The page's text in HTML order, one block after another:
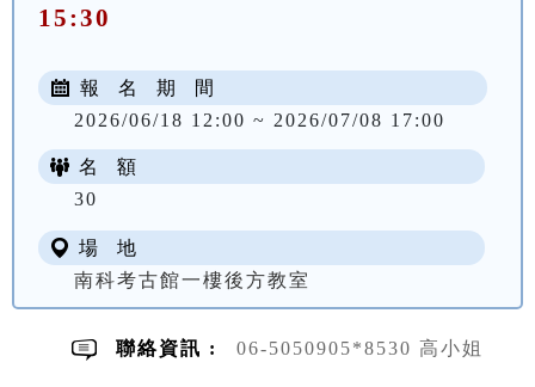
15:30
報 名 期 間
2026/06/18 12:00 ~ 2026/07/08 17:00
名 額
30
場 地
南科考古館一樓後方教室
聯絡資訊 : 06-5050905*8530 高小姐